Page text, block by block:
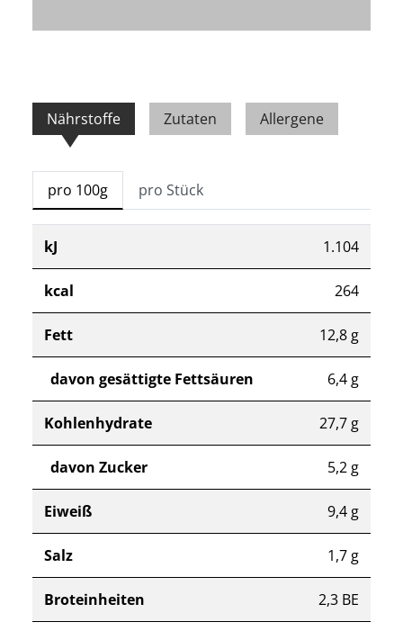
Nährstoffe Zutaten Allergene
pro 100g pro Stück
kJ 1.104
kcal 264
Fett 12,8 g
davon gesättigte Fettsäuren 6,4 g
Kohlenhydrate 27,7 g
davon Zucker 5,2 g
Eiweiß 9,4 g
Salz 1,7 g
Broteinheiten 2,3 BE